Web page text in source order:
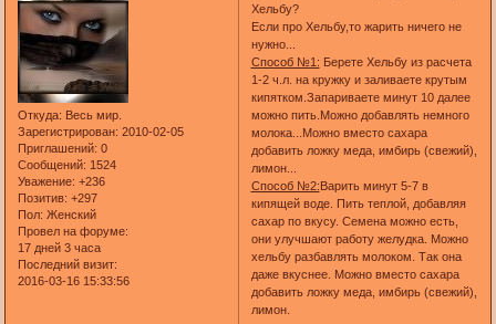
Откуда: Весь мир.
Зарегистрирован: 2010-02-05
Приглашений: 0
Сообщений: 1524
Уважение: +236
Позитив: +297
Пол: Женский
Провел на форуме:
17 дней 3 часа
Последний визит:
2016-03-16 15:33:56
Хельбу?
Если про Хельбу,то жарить ничего не
нужно...
Способ №1: Берете Хельбу из расчета
1-2 ч.л. на кружку и заливаете крутым
кипятком.Запариваете минут 10 далее
можно пить.Можно добавлять немного
молока...Можно вместо сахара
добавить ложку меда, имбирь (свежий),
лимон...
Способ №2:Варить минут 5-7 в
кипящей воде. Пить теплой, добавляя
сахар по вкусу. Семена можно есть,
они улучшают работу желудка. Можно
хельбу разбавлять молоком. Так она
даже вкуснее. Можно вместо сахара
добавить ложку меда, имбирь (свежий),
лимон.